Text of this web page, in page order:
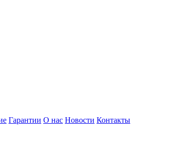
Гарантии О нас Новости Контакты